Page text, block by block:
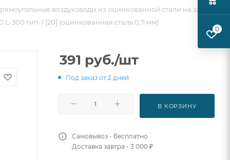
воздуховоды из оцинкованной стали на заказ
L-300 тип-1 [20] (оцинкованная сталь 0,7 мм)
391 руб./шт
Под заказ от 2 дней
В КОРЗИНУ
Самовывоз - бесплатно
Доставка завтра - 3 000 ₽
0